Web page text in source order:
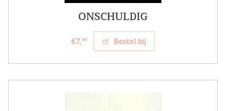
ONSCHULDIG
€7,99 Bestel bij